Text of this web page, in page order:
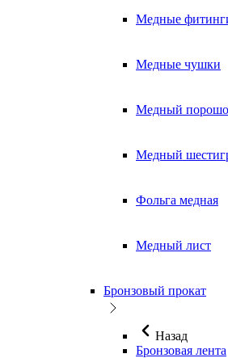
Медные
Медные чушки
Медный
Медный
Фольга медная
Медный лист
Бронзовый прокат
Назад
Бронзовая лента